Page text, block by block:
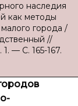
наследия
как методы
города /
//
— С. 165-167.